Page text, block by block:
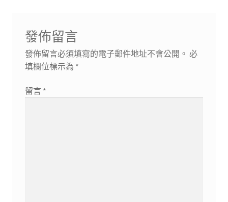
發佈留言
發佈留言必須填寫的電子郵件地址不會公開。 必
填欄位標示為 *
留言 *